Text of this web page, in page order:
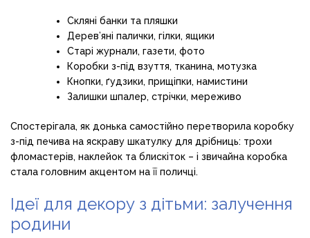
Скляні банки та пляшки
Дерев’яні палички, гілки, ящики
Старі журнали, газети, фото
Коробки з-під взуття, тканина, мотузка
Кнопки, ґудзики, прищіпки, намистини
Залишки шпалер, стрічки, мереживо
Спостерігала, як донька самостійно перетворила коробку
з-під печива на яскраву шкатулку для дрібниць: трохи
фломастерів, наклейок та блискіток – і звичайна коробка
стала головним акцентом на її поличці.
Ідеї для декору з дітьми: залучення
родини